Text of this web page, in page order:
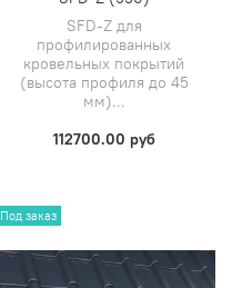
SFD-Z для
профилированных
кровельных покрытий
(высота профиля до 45
мм)...
112700.00 руб
Под заказ